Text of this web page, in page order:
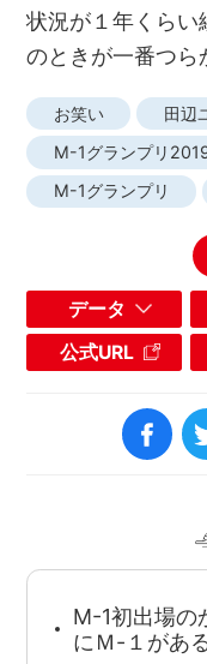
状況が１年くらい
のときが一番つら
お笑い 田辺
M-1グランプリ
M-1グランプリ
データ
公式URL
M-1初出場の
にＭ-１がある